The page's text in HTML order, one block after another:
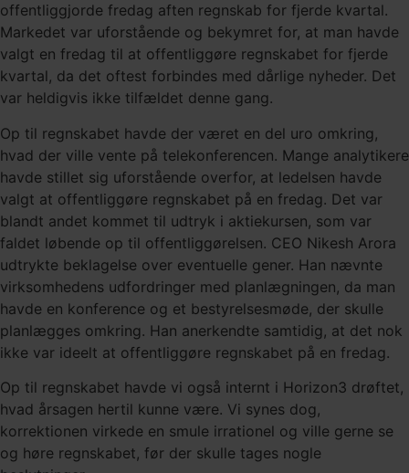
offentliggjorde fredag aften regnskab for fjerde kvartal.
Markedet var uforstående og bekymret for, at man havde
valgt en fredag til at offentliggøre regnskabet for fjerde
kvartal, da det oftest forbindes med dårlige nyheder. Det
var heldigvis ikke tilfældet denne gang.
Op til regnskabet havde der været en del uro omkring,
hvad der ville vente på telekonferencen. Mange analytikere
havde stillet sig uforstående overfor, at ledelsen havde
valgt at offentliggøre regnskabet på en fredag. Det var
blandt andet kommet til udtryk i aktiekursen, som var
faldet løbende op til offentliggørelsen. CEO Nikesh Arora
udtrykte beklagelse over eventuelle gener. Han nævnte
virksomhedens udfordringer med planlægningen, da man
havde en konference og et bestyrelsesmøde, der skulle
planlægges omkring. Han anerkendte samtidig, at det nok
ikke var ideelt at offentliggøre regnskabet på en fredag.
Op til regnskabet havde vi også internt i Horizon3 drøftet,
hvad årsagen hertil kunne være. Vi synes dog,
korrektionen virkede en smule irrationel og ville gerne se
og høre regnskabet, før der skulle tages nogle